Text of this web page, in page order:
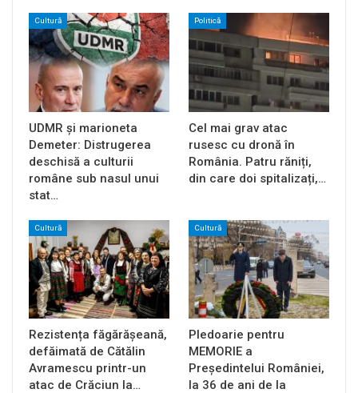
Cultură
UDMR și marioneta
Demeter: Distrugerea
deschisă a culturii
române sub nasul unui
stat…
Politică
Cel mai grav atac
rusesc cu dronă în
România. Patru răniți,
din care doi spitalizați,…
Cultură
Rezistența făgărășeană,
defăimată de Cătălin
Avramescu printr-un
atac de Crăciun la…
Cultură
Pledoarie pentru
MEMORIE a
Președintelui României,
la 36 de ani de la